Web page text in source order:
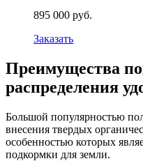
895 000 руб.
Заказать
Преимущества
распределения
Большой популярностью
внесения твердых
особенностью которых
подкормки для земли.